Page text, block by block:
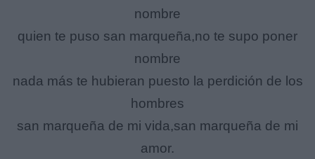
nombre
quien te puso san marqueña,no te supo poner
nombre
nada más te hubieran puesto la perdición de los
hombres
san marqueña de mi vida,san marqueña de mi
amor.